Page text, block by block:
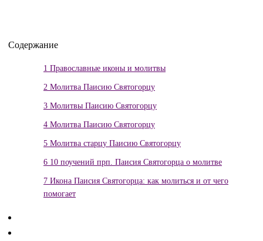
Содержание
1 Православные иконы и молитвы
2 Молитва Паисию Святогорцу
3 Молитвы Паисию Святогорцу
4 Молитва Паисию Святогорцу
5 Молитва старцу Паисию Святогорцу
6 10 поучений прп. Паисия Святогорца о молитве
7 Икона Паисия Святогорца: как молиться и от чего
помогает